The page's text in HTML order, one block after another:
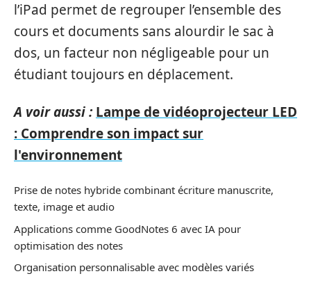
l’iPad permet de regrouper l’ensemble des
cours et documents sans alourdir le sac à
dos, un facteur non négligeable pour un
étudiant toujours en déplacement.
A voir aussi : Lampe de vidéoprojecteur LED
: Comprendre son impact sur
l'environnement
Prise de notes hybride combinant écriture manuscrite,
texte, image et audio
Applications comme GoodNotes 6 avec IA pour
optimisation des notes
Organisation personnalisable avec modèles variés